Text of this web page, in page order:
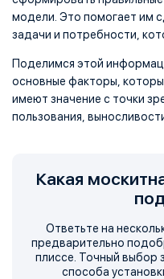
модели. Это помогает им
задачи и потребности,
Поделимся этой
основные факторы,
имеют значение с точки
пользования,
Какая
Ответьте на
предварительно
плиссе. Точный выбор
способа